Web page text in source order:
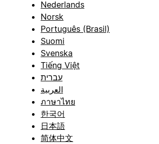
Nederlands
Norsk
Português (Brasil)
Suomi
Svenska
Tiếng Việt
עברית
العربية
ภาษาไทย
한국어
日本語
简体中文